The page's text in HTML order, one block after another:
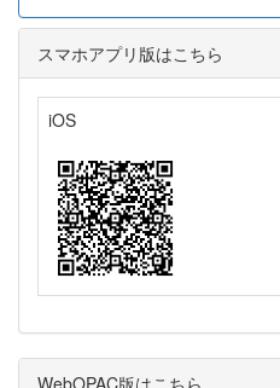
スマホアプリ版はこちら
iOS
WebOPAC版はこちら